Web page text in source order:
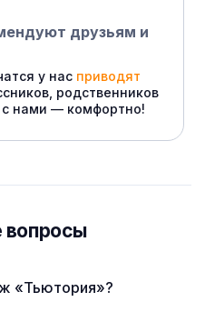
друзьям и
у нас приводят
родственников
с нами — комфортно!
вопросы
«Тьютория»?